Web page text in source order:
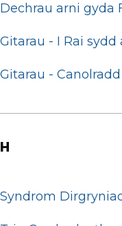
Dechrau arni gyda
Gitarau - I Rai sydd
Gitarau - Canolradd
H
Syndrom